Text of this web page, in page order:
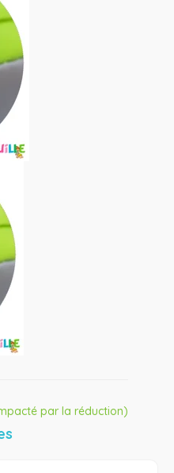
par la réduction)